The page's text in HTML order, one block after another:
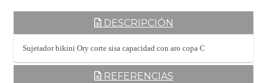
DESCRIPCIÓN
Sujetador bikini Ory corte sisa capacidad con aro copa C
REFERENCIAS